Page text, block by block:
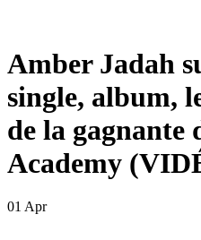
Amber Jadah
single, album,
de la gagnante
Academy
01 Apr